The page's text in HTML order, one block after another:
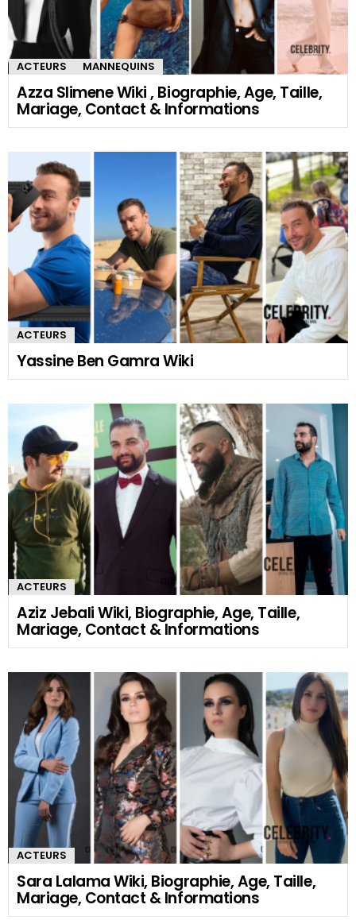
ACTEURS MANNEQUINS
Azza Slimene Wiki , Biographie, Age, Taille,
Mariage, Contact & Informations
ACTEURS
Yassine Ben Gamra Wiki
ACTEURS
Aziz Jebali Wiki, Biographie, Age, Taille,
Mariage, Contact & Informations
ACTEURS
Sara Lalama Wiki, Biographie, Age, Taille,
Mariage, Contact & Informations